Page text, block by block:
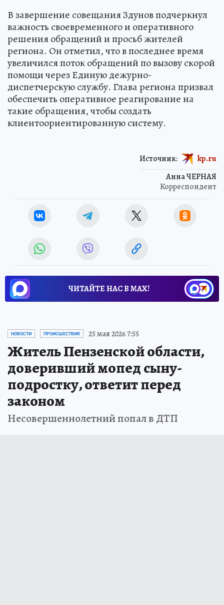
В завершение совещания Здунов подчеркнул
важность своевременного и оперативного
решения обращений и просьб жителей
региона. Он отметил, что в последнее время
увеличился поток обращений по вызову скорой
помощи через Единую дежурно-
диспетчерскую службу. Глава региона призвал
обеспечить оперативное реагирование на
такие обращения, чтобы создать
клиентоориентированную систему.
Анна ЧЕРНАЯ
Корреспондент
Источник: kp.ru
ЧИТАЙТЕ НАС В МАХ!
НОВОСТИ ПРОИСШЕСТВИЯ 25 мая 2026 7:55
Житель Пензенской области,
доверивший мопед сыну-
подростку, ответит перед
законом
Несовершеннолетний попал в ДТП